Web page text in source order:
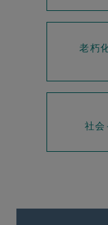
老朽
社会